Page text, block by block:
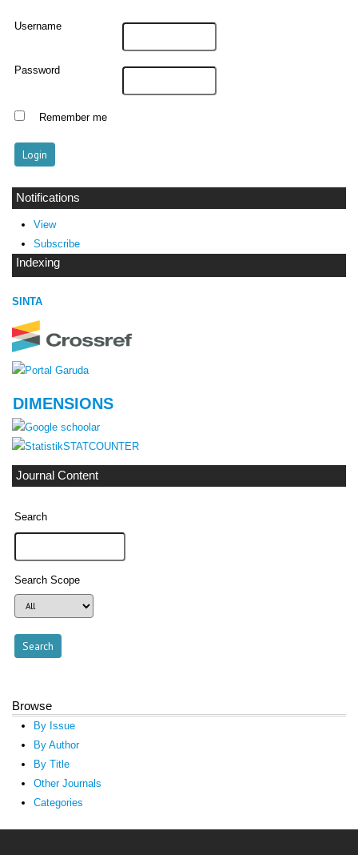
Username
Password
Remember me
Notifications
View
Subscribe
Indexing
SINTA
DIMENSIONS
STATCOUNTER
Journal Content
Search
Search Scope
Browse
By Issue
By Author
By Title
Other Journals
Categories